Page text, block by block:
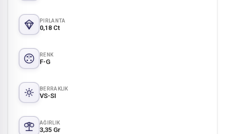
PIRLANTA
0,18 Ct
RENK
F-G
BERRAKLIK
VS-SI
AĞIRLIK
3,35 Gr